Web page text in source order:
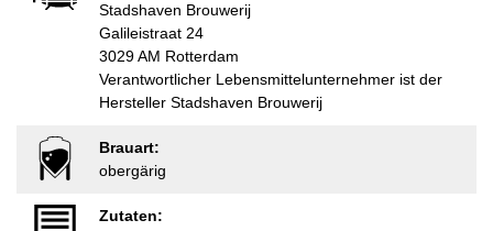
Stadshaven Brouwerij
Galileistraat 24
3029 AM Rotterdam
Verantwortlicher Lebensmittelunternehmer ist der
Hersteller Stadshaven Brouwerij
Brauart:
obergärig
Zutaten: